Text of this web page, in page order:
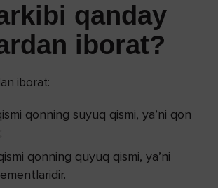
qanday
iborat?
iborat:
qonning suyuq qismi, ya’ni qon
qonning quyuq qismi, ya’ni